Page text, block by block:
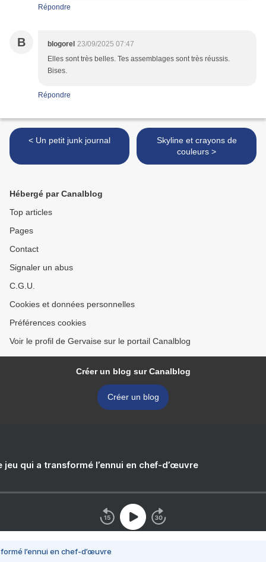
Répondre
B blogorel 23/09/2025 07:47
Elles sont très belles. Tes assemblages sont très réussis.
Bises.
Répondre
< Un petit junk journal
Skyline et crayons de
couleurs >
Hébergé par Canalblog
Top articles
Pages
Contact
Signaler un abus
C.G.U.
Cookies et données personnelles
Préférences cookies
Voir le profil de Gervaise sur le portail Canalblog
Créer un blog sur Canalblog
Créer un blog
jeu qui a transformé l’ennui en chef-d’œuvre
l’ennui en chef-d’œuvre